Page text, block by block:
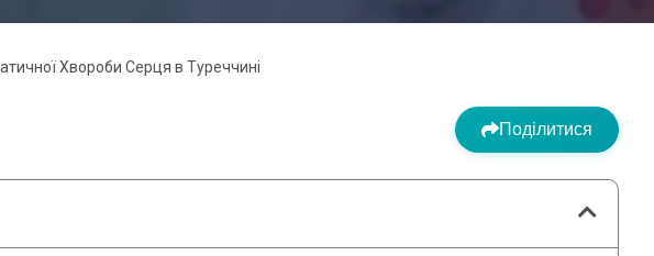
Хвороби Серця в Туреччині
Поділитися